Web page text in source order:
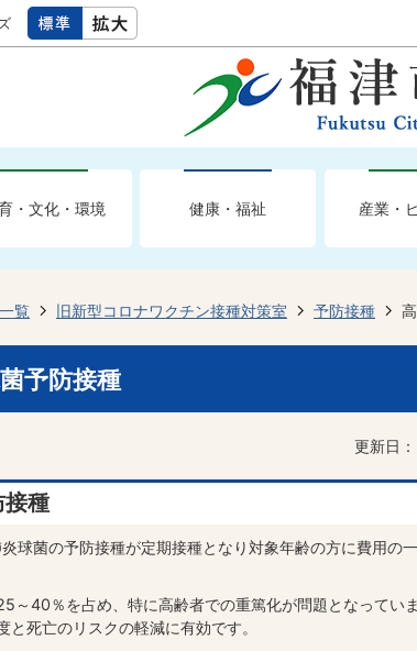
・文化・環境 健康・福祉 産業・
覧 旧新型コロナワクチン接種対策室 予防接種
予防接種
更新日
接種
球菌の予防接種が定期接種となり対象年齢の方に費用の
～40％を占め、特に高齢者での重篤化が問題となってい
死亡のリスクの軽減に有効です。